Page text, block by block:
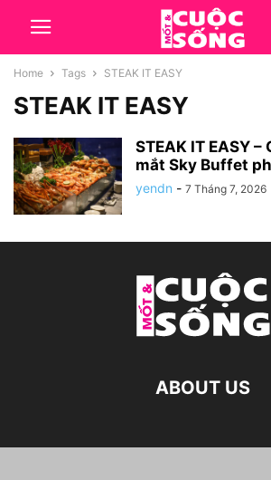
Home Tags STEAK IT EASY
STEAK IT EASY
STEAK IT EASY
mắt Sky Buffet
yendn - 7 Tháng 7, 2026
ABOUT US